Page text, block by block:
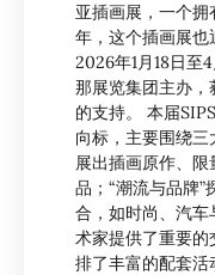
亚插画展，一个
年，这个插画展
2026年1月18日至
那展览集团主办
的支持。 本届
向标，主要围绕三
展出插画原作、
品；“潮流与品牌
合，如时尚、汽车
术家提供了重要的
排了丰富的配套